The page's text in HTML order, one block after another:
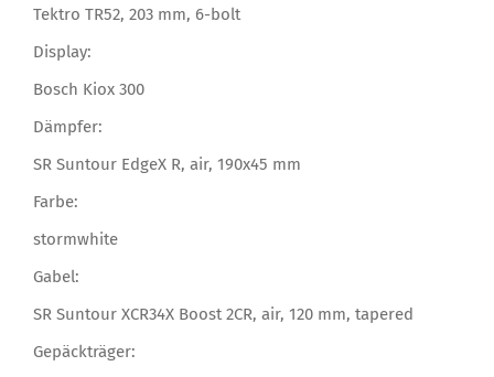
Tektro TR52, 203 mm, 6-bolt
Display:
Bosch Kiox 300
Dämpfer:
SR Suntour EdgeX R, air, 190x45 mm
Farbe:
stormwhite
Gabel:
SR Suntour XCR34X Boost 2CR, air, 120 mm, tapered
Gepäckträger: